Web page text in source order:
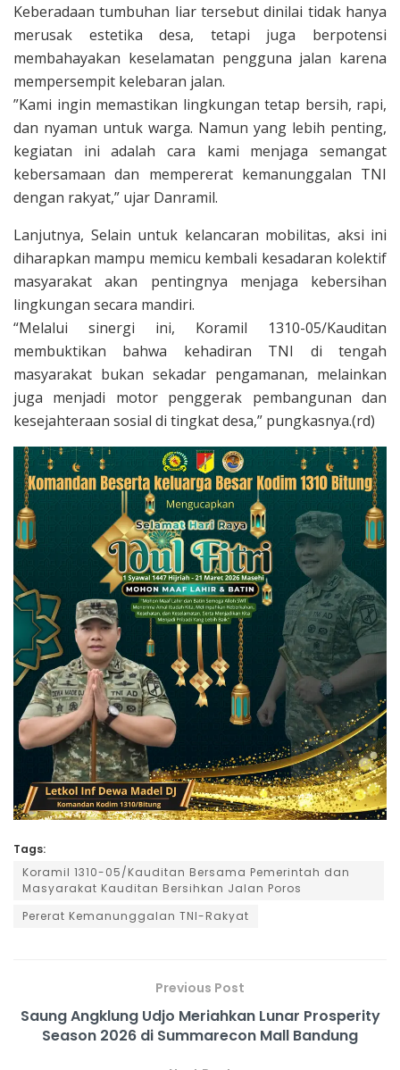
Keberadaan tumbuhan liar tersebut dinilai tidak hanya
merusak estetika desa, tetapi juga berpotensi
membahayakan keselamatan pengguna jalan karena
mempersempit kelebaran jalan.
”Kami ingin memastikan lingkungan tetap bersih, rapi,
dan nyaman untuk warga. Namun yang lebih penting,
kegiatan ini adalah cara kami menjaga semangat
kebersamaan dan mempererat kemanunggalan TNI
dengan rakyat,” ujar Danramil.
Lanjutnya, Selain untuk kelancaran mobilitas, aksi ini
diharapkan mampu memicu kembali kesadaran kolektif
masyarakat akan pentingnya menjaga kebersihan
lingkungan secara mandiri.
“Melalui sinergi ini, Koramil 1310-05/Kauditan
membuktikan bahwa kehadiran TNI di tengah
masyarakat bukan sekadar pengamanan, melainkan
juga menjadi motor penggerak pembangunan dan
kesejahteraan sosial di tingkat desa,” pungkasnya.(rd)
Tags:
Koramil 1310-05/Kauditan Bersama Pemerintah dan
Masyarakat Kauditan Bersihkan Jalan Poros
Pererat Kemanunggalan TNI-Rakyat
Previous Post
Saung Angklung Udjo Meriahkan Lunar Prosperity
Season 2026 di Summarecon Mall Bandung